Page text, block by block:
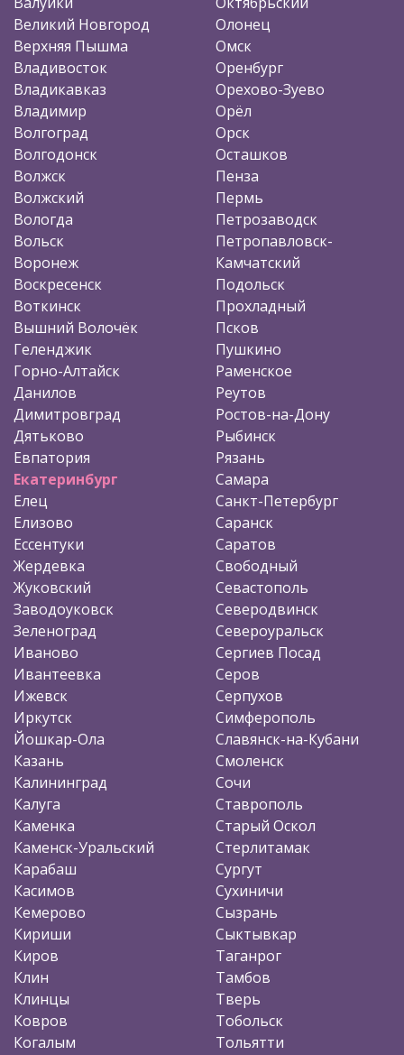
Великий Новгород
Верхняя Пышма
Владивосток
Владикавказ
Владимир
Волгоград
Волгодонск
Волжск
Волжский
Вологда
Вольск
Воронеж
Воскресенск
Воткинск
Вышний Волочёк
Геленджик
Горно-Алтайск
Данилов
Димитровград
Дятьково
Евпатория
Екатеринбург
Елец
Елизово
Ессентуки
Жердевка
Жуковский
Заводоуковск
Зеленоград
Иваново
Ивантеевка
Ижевск
Иркутск
Йошкар-Ола
Казань
Калининград
Калуга
Каменка
Каменск-Уральский
Карабаш
Касимов
Кемерово
Кириши
Киров
Клин
Клинцы
Ковров
Когалым
Олонец
Омск
Оренбург
Орехово-Зуево
Орёл
Орск
Осташков
Пенза
Пермь
Петрозаводск
Петропавловск-
Камчатский
Подольск
Прохладный
Псков
Пушкино
Раменское
Реутов
Ростов-на-Дону
Рыбинск
Рязань
Самара
Санкт-Петербург
Саранск
Саратов
Свободный
Севастополь
Северодвинск
Североуральск
Сергиев Посад
Серов
Серпухов
Симферополь
Славянск-на-Кубани
Смоленск
Сочи
Ставрополь
Старый Оскол
Стерлитамак
Сургут
Сухиничи
Сызрань
Сыктывкар
Таганрог
Тамбов
Тверь
Тобольск
Тольятти